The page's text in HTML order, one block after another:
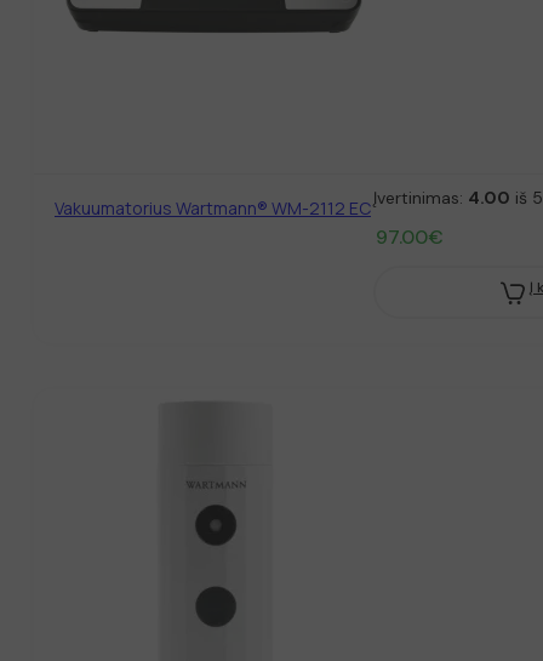
Vakuumatorius Wartmann® WM-2112 ECĮvertinimas: 4.00 iš
97.00€
Į